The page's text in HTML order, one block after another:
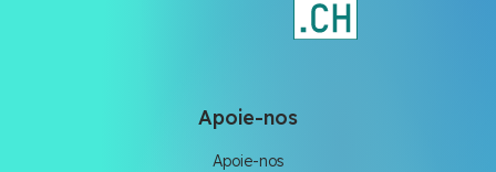
Apoie-nos
Apoie-nos